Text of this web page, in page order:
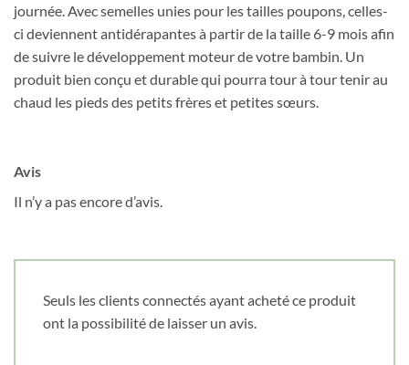
journée. Avec semelles unies pour les tailles poupons, celles-
ci deviennent antidérapantes à partir de la taille 6-9 mois afin
de suivre le développement moteur de votre bambin. Un
produit bien conçu et durable qui pourra tour à tour tenir au
chaud les pieds des petits frères et petites sœurs.
Avis
Il n’y a pas encore d’avis.
Seuls les clients connectés ayant acheté ce produit
ont la possibilité de laisser un avis.